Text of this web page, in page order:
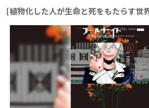
Web開発
Docker PHP JavaScript
Googleスプレッドシート
小技 仕事で
デザイン
Photoshop Photoshop JSX
Adobe
Figma
[植物化した人が生命と死をもたらす世